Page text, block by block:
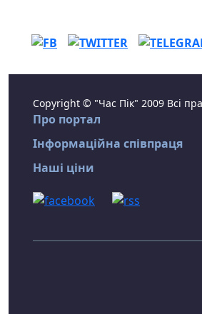
Copyright © "Час Пік" 2009 Всі
Про портал
Інформаційна співпраця
Наші ціни